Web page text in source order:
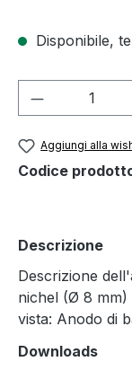
Disponibile,
Quantità
Aggiungi alla
Codice
Descrizione
Descrizione
nichel (Ø 8
vista: Anodo di
Downloads